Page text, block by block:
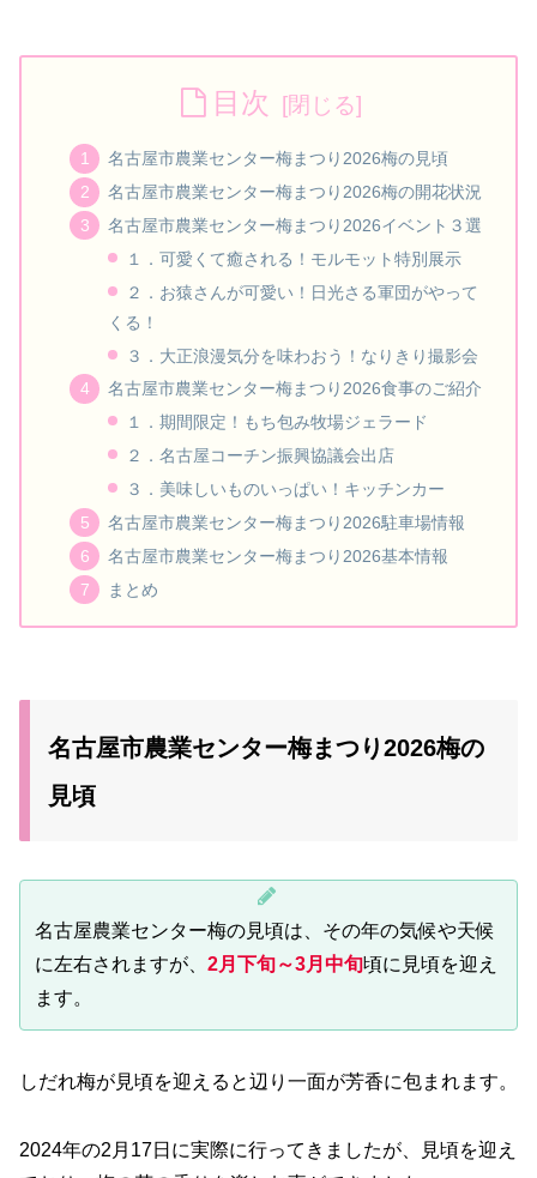
目次
名古屋市農業センター梅まつり2026梅の見頃
名古屋市農業センター梅まつり2026梅の開花状況
名古屋市農業センター梅まつり2026イベント３選
１．可愛くて癒される！モルモット特別展示
２．お猿さんが可愛い！日光さる軍団がやって
くる！
３．大正浪漫気分を味わおう！なりきり撮影会
名古屋市農業センター梅まつり2026食事のご紹介
１．期間限定！もち包み牧場ジェラード
２．名古屋コーチン振興協議会出店
３．美味しいものいっぱい！キッチンカー
名古屋市農業センター梅まつり2026駐車場情報
名古屋市農業センター梅まつり2026基本情報
まとめ
名古屋市農業センター梅まつり2026梅の
見頃
名古屋農業センター梅の見頃は、その年の気候や天候
に左右されますが、 2月下旬～3月中旬頃に見頃を迎え
ます。
しだれ梅が見頃を迎えると辺り一面が芳香に包まれます。
2024年の2月17日に実際に行ってきましたが、見頃を迎え